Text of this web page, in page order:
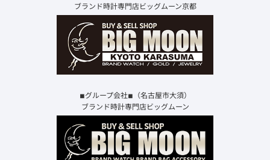
ブランド時計専門店ビッグムーン京都
◾︎グループ会社◾︎（名古屋市大須）
ブランド時計専門店ビッグムーン